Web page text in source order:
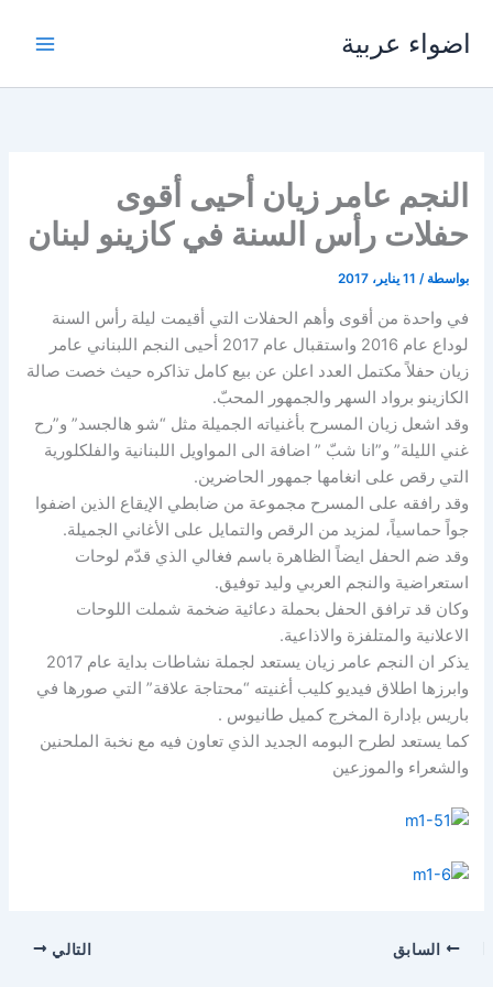
اضواء عربية
النجم عامر زيان أحيى أقوى
حفلات رأس السنة في كازينو لبنان
بواسطة / 11 يناير، 2017
في واحدة من أقوى وأهم الحفلات التي أقيمت ليلة رأس السنة
لوداع عام 2016 واستقبال عام 2017 أحيى النجم اللبناني عامر
زيان حفلاً مكتمل العدد اعلن عن بيع كامل تذاكره حيث خصت صالة
الكازينو برواد السهر والجمهور المحبّ.
وقد اشعل زيان المسرح بأغنياته الجميلة مثل “شو هالجسد” و”رح
غني الليلة” و”انا شبّ ” اضافة الى المواويل اللبنانية والفلكلورية
التي رقص على انغامها جمهور الحاضرين.
وقد رافقه على المسرح مجموعة من ضابطي الإيقاع الذين اضفوا
جواً حماسياً، لمزيد من الرقص والتمايل على الأغاني الجميلة.
وقد ضم الحفل ايضاً الظاهرة باسم فغالي الذي قدّم لوحات
استعراضية والنجم العربي وليد توفيق.
وكان قد ترافق الحفل بحملة دعائية ضخمة شملت اللوحات
الاعلانية والمتلفزة والاذاعية.
يذكر ان النجم عامر زيان يستعد لجملة نشاطات بداية عام 2017
وابرزها اطلاق فيديو كليب أغنيته “محتاجة علاقة” التي صورها في
باريس بإدارة المخرج كميل طانيوس .
كما يستعد لطرح البومه الجديد الذي تعاون فيه مع نخبة الملحنين
والشعراء والموزعين
السابق التالي